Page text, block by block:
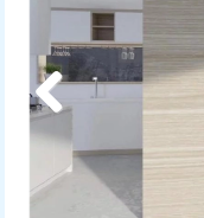
Previous